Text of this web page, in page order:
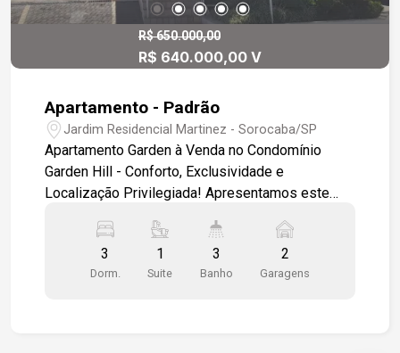
R$ 650.000,00
R$ 640.000,00 V
Apartamento - Padrão
Jardim Residencial Martinez - Sorocaba/SP
Apartamento Garden à Venda no Condomínio
Garden Hill - Conforto, Exclusividade e
Localização Privilegiada! Apresentamos este
Garden Hill, ideal para quem busca qualidade de
vida, segurança e praticidade no dia a dia. Um
imóvel diferenciado, com ambientes bem
3
Dorm.
1
Suite
3
Banho
2
Garagens